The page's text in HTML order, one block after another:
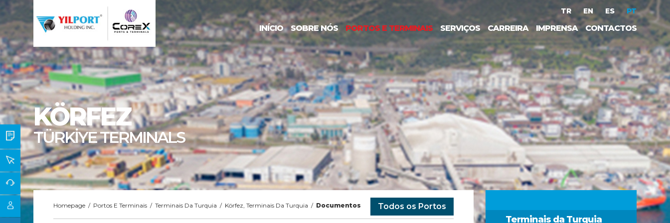
TR EN ES PT
INÍCIO SOBRE NÓS PORTOS E TERMINAIS SERVIÇOS CARREIRA IMPRENSA CONTACTOS
KÖRFEZ
TÜRKİYE TERMINALS
Terminais da Turquia
Todos os Portos
Homepage / Portos E Terminais / Terminais Da Turquia / Körfez, Terminais Da Turquia /Documentos